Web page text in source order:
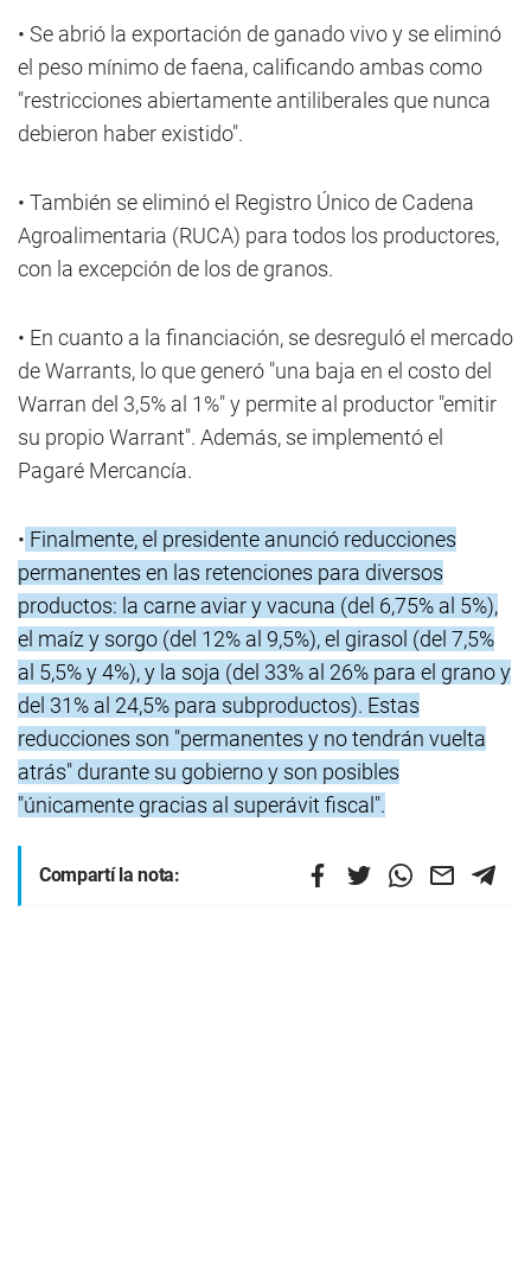
• Se abrió la exportación de ganado vivo y se eliminó
el peso mínimo de faena, calificando ambas como
"restricciones abiertamente antiliberales que nunca
debieron haber existido".
• También se eliminó el Registro Único de Cadena
Agroalimentaria (RUCA) para todos los productores,
con la excepción de los de granos.
• En cuanto a la financiación, se desreguló el mercado
de Warrants, lo que generó "una baja en el costo del
Warran del 3,5% al 1%" y permite al productor "emitir
su propio Warrant". Además, se implementó el
Pagaré Mercancía.
• Finalmente, el presidente anunció reducciones
permanentes en las retenciones para diversos
productos: la carne aviar y vacuna (del 6,75% al 5%),
el maíz y sorgo (del 12% al 9,5%), el girasol (del 7,5%
al 5,5% y 4%), y la soja (del 33% al 26% para el grano y
del 31% al 24,5% para subproductos). Estas
reducciones son "permanentes y no tendrán vuelta
atrás" durante su gobierno y son posibles
"únicamente gracias al superávit fiscal".
Compartí la nota: